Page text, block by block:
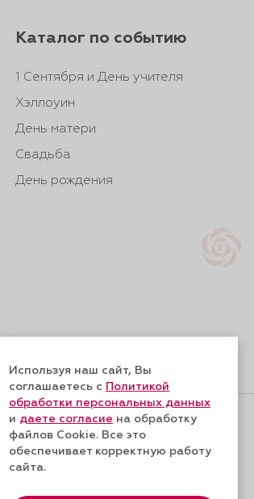
Каталог по событию
1 Сентября и День учителя
Хэллоуин
День матери
Свадьба
День рождения
Форма обратной связи
Используя наш сайт, Вы
соглашаетесь с Политикой
обработки персональных данных
и даете согласие на обработку
файлов Cookie. Все это
обеспечивает корректную работу
сайта.